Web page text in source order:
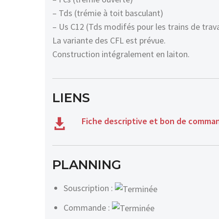
– Tds (trémie à toit basculant)
– Us C12 (Tds modifés pour les trains de
La variante des CFL est prévue.
Construction intégralement en laiton.
LIENS
Fiche descriptive et bon de
PLANNING
Souscription :
Commande :